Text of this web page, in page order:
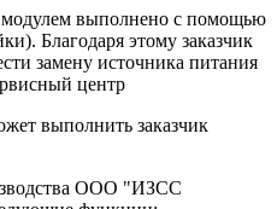
выполнено с помощью
Благодаря этому заказчик
замену источника питания
центр
выполнить заказчик
ООО "ИЗСС